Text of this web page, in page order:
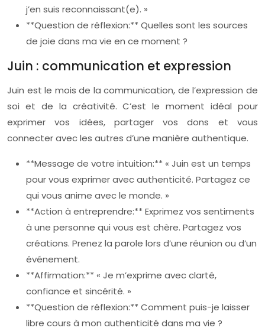
j’en suis reconnaissant(e). »
**Question de réflexion:** Quelles sont les sources
de joie dans ma vie en ce moment ?
Juin : communication et expression
Juin est le mois de la communication, de l’expression de
soi et de la créativité. C’est le moment idéal pour
exprimer vos idées, partager vos dons et vous
connecter avec les autres d’une manière authentique.
**Message de votre intuition:** « Juin est un temps
pour vous exprimer avec authenticité. Partagez ce
qui vous anime avec le monde. »
**Action à entreprendre:** Exprimez vos sentiments
à une personne qui vous est chère. Partagez vos
créations. Prenez la parole lors d’une réunion ou d’un
événement.
**Affirmation:** « Je m’exprime avec clarté,
confiance et sincérité. »
**Question de réflexion:** Comment puis-je laisser
libre cours à mon authenticité dans ma vie ?